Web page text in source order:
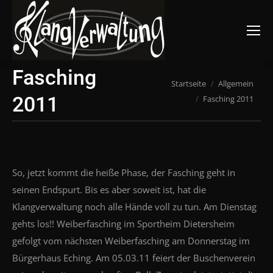
Suchen:
Fasching
2011
Du bist hier:Startseite
Allgemein
Fasching 2011
So, jetzt kommt die heiße Phase, der Fasching geht in
seinen Endspurt. Bis es aber soweit ist, hat die
Klangverwaltung noch alle Hände voll zu tun. Am Dienstag
gehts los!! Weiberfasching im Sportheim Dietersheim
gefolgt vom nächsten Weiberfasching am Donnerstag im
Bürgerhaus Eching. Am 05.03.11 feiert der Buschenverein